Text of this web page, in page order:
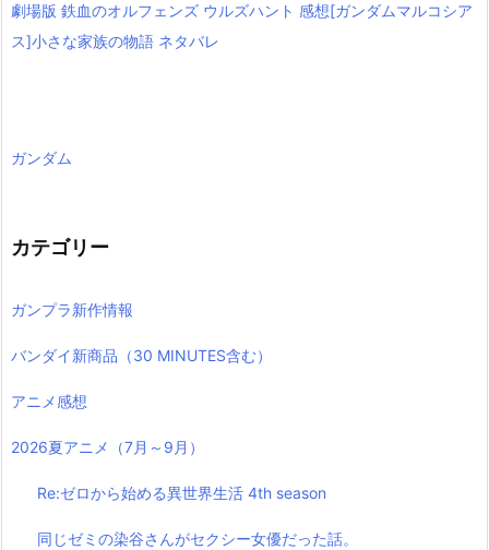
劇場版 鉄血のオルフェンズ ウルズハント 感想[ガンダムマルコシア
ス]小さな家族の物語 ネタバレ
ガンダム
カテゴリー
ガンプラ新作情報
バンダイ新商品（30 MINUTES含む）
アニメ感想
2026夏アニメ（7月～9月）
Re:ゼロから始める異世界生活 4th season
同じゼミの染谷さんがセクシー女優だった話。